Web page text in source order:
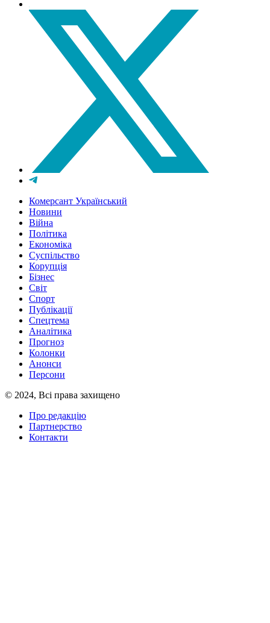
Комерсант Український
Новини
Війна
Політика
Економіка
Суспільство
Корупція
Бізнес
Світ
Спорт
Публікації
Спецтема
Аналітика
Прогноз
Колонки
Анонси
Персони
© 2024, Всі права захищено
Про редакцію
Партнерство
Контакти